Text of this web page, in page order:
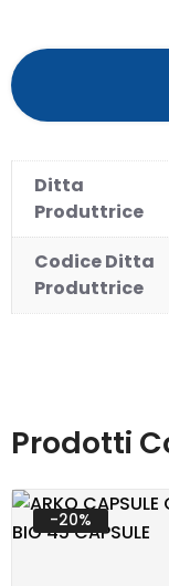
Ditta
Produttrice
Codice Ditta
Produttrice
Prodotti
-20%